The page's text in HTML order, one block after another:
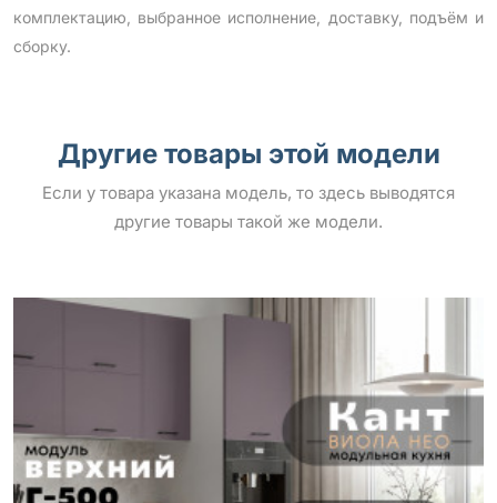
комплектацию, выбранное исполнение, доставку, подъём и
сборку.
Другие товары этой модели
Если у товара указана модель, то здесь выводятся
другие товары такой же модели.